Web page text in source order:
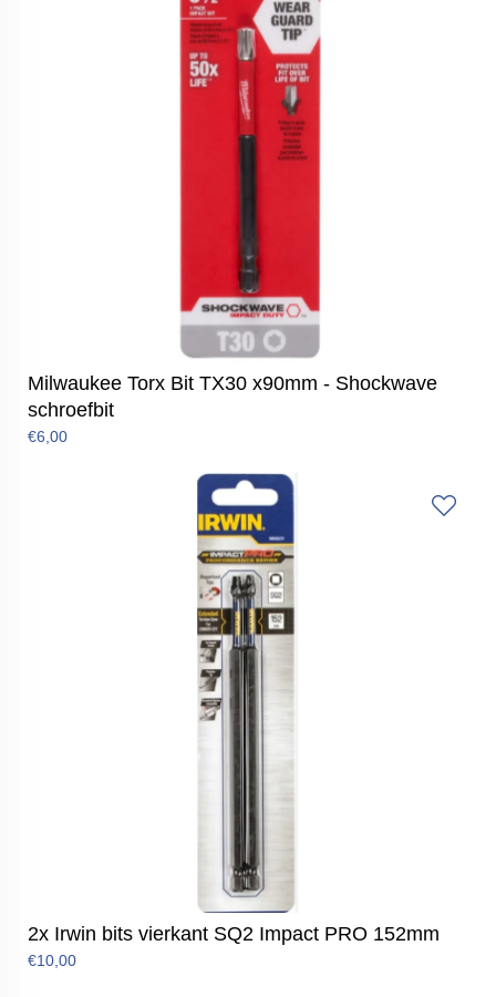
Milwaukee Torx Bit TX30 x90mm - Shockwave
schroefbit
€6,00
2x Irwin bits vierkant SQ2 Impact PRO 152mm
€10,00